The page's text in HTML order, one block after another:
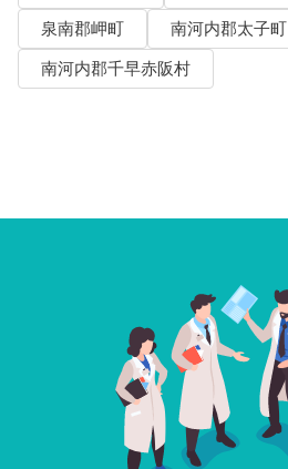
泉南郡岬町
南河内郡太子町
南河内郡千早赤阪村